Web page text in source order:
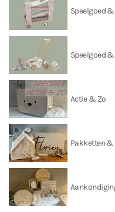
Speelgoed
Speelgoed
Actie & Zo
Pakketten &